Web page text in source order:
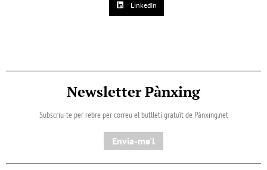
LinkedIn
Newsletter Pànxing
Subscriu-te per rebre per correu el butlletí gratuït de Pànxing.net​
Envia-me'l